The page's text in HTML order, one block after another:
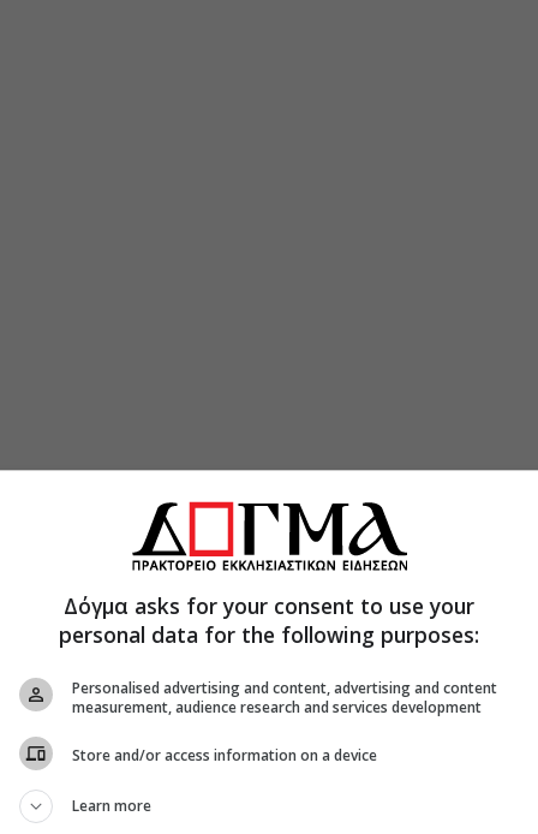
της ιεράς λειτουργίας, και συνέθεσαν ή
και για το ποσό που πλήρωσαν οι Αρχιερείς
του Διδασκάλου.
γήρας και ενταφιάσθηκε κοντά στον τάφο
Θεοδόσιος ο Μέγας (379-395 μ.Χ.) έκτισε ναό
μονή της Αγίας Δομνίκης
Προφήτου υπήρχε στο βουνό του Αυξεντίου,
Δόγμα asks for your consent to use your
personal data for the following purposes:
Personalised advertising and content, advertising and content
measurement, audience research and services development
Store and/or access information on a device
Learn more